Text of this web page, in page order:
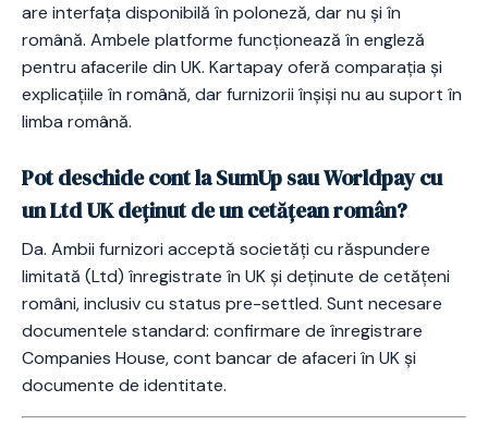
are interfața disponibilă în poloneză, dar nu și în
română. Ambele platforme funcționează în engleză
pentru afacerile din UK. Kartapay oferă comparația și
explicațiile în română, dar furnizorii înșiși nu au suport în
limba română.
Pot deschide cont la SumUp sau Worldpay cu
un Ltd UK deținut de un cetățean român?
Da. Ambii furnizori acceptă societăți cu răspundere
limitată (Ltd) înregistrate în UK și deținute de cetățeni
români, inclusiv cu status pre-settled. Sunt necesare
documentele standard: confirmare de înregistrare
Companies House, cont bancar de afaceri în UK și
documente de identitate.